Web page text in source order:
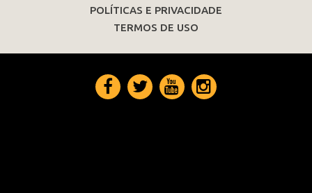
POLÍTICAS E PRIVACIDADE
TERMOS DE USO